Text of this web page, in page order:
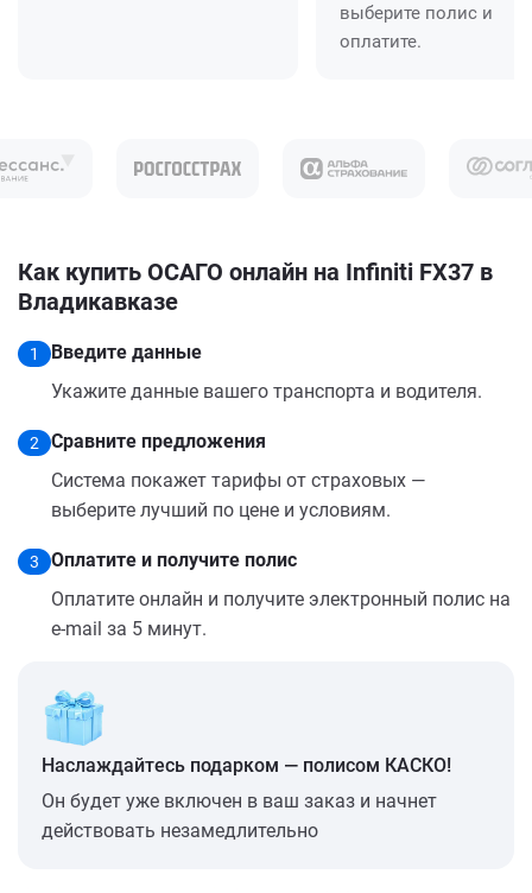
выберите полис и
оплатите.
Как купить ОСАГО онлайн на Infiniti FX37 в
Владикавказе
1
Введите данные
Укажите данные вашего транспорта и водителя.
2
Сравните предложения
Система покажет тарифы от страховых —
выберите лучший по цене и условиям.
3
Оплатите и получите полис
Оплатите онлайн и получите электронный полис на
e-mail за 5 минут.
Наслаждайтесь подарком — полисом КАСКО!
Он будет уже включен в ваш заказ и начнет
действовать незамедлительно